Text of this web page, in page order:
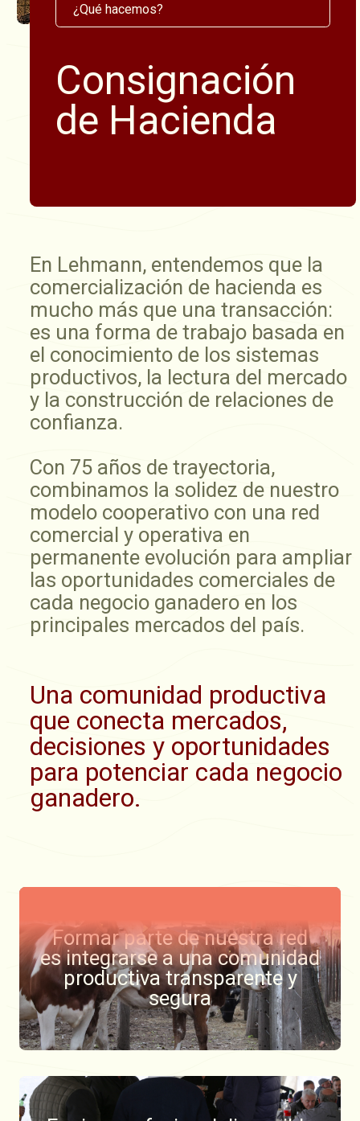
¿Qué hacemos?
Consignación
de Hacienda
En Lehmann, entendemos que la
comercialización de hacienda es
mucho más que una transacción:
es una forma de trabajo basada en
el conocimiento de los sistemas
productivos, la lectura del mercado
y la construcción de relaciones de
confianza.
Con 75 años de trayectoria,
combinamos la solidez de nuestro
modelo cooperativo con una red
comercial y operativa en
permanente evolución para ampliar
las oportunidades comerciales de
cada negocio ganadero en los
principales mercados del país.
Una comunidad productiva
que conecta mercados,
decisiones y oportunidades
para potenciar cada negocio
ganadero.
Formar parte de nuestra red
es integrarse a una comunidad
productiva transparente y
segura